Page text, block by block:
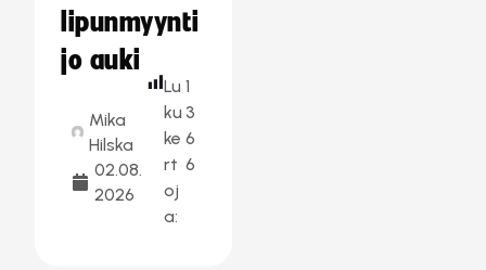
lipunmyynti
jo auki
Mika
Hilska
02.08.
2026
Lu
ku
ke
rt
oj
a:
1
3
6
6